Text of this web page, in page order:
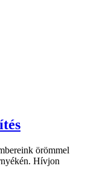
örömmel
Hívjon